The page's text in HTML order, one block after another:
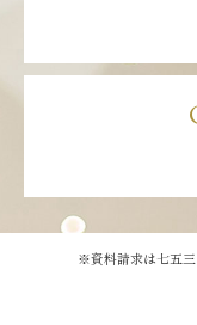
※資料請求は七五